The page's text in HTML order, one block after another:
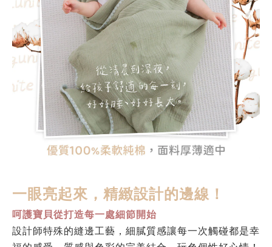
一眼亮起來，精緻設計的邊線！
呵護寶貝從打造每一處細節開始
設計師特殊的縫邊工藝，細膩質感讓每一次觸碰都是幸